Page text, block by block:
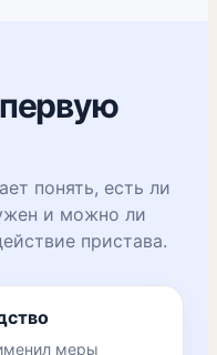
понять, есть ли
и можно ли
пристава.
меры